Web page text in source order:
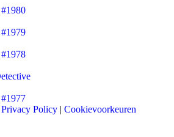
Privacy Policy | Cookievoorkeuren